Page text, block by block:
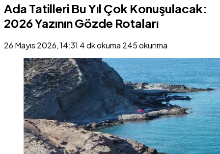
Ada Tatilleri Bu Yıl Çok Konuşulacak:
2026 Yazının Gözde Rotaları
26 Mayıs 2026, 14:31 4 dk okuma 245 okunma